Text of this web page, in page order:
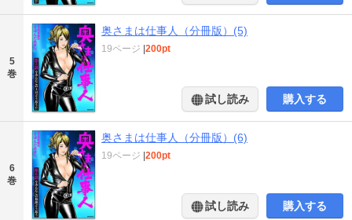
5
巻
奥さまは仕事人（分冊版）(5)
19ページ |200pt
試し読み 購入する
6
巻
奥さまは仕事人（分冊版）(6)
19ページ |200pt
試し読み 購入する